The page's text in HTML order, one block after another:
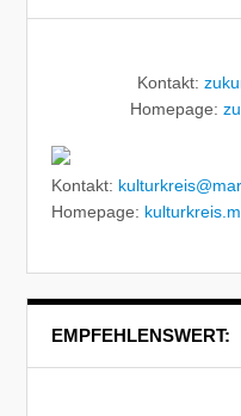
Kontakt:
Homepage:
Kontakt:
Homepage:
EMPFEHLENSWERT: